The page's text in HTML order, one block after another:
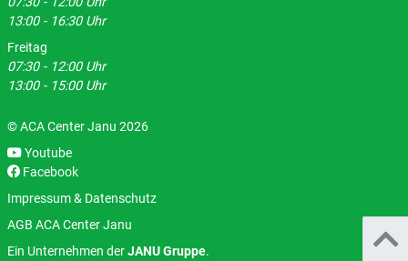
13:00 - 16:30 Uhr
Freitag
07:30 - 12:00 Uhr
13:00 - 15:00 Uhr
© ACA Center Janu 2026
Youtube
Facebook
Impressum & Datenschutz
AGB ACA Center Janu
Ein Unternehmen derJANU Gruppe.